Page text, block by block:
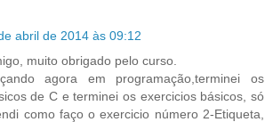
abril de 2014 às 09:12
muito obrigado pelo curso.
agora em programação,terminei os
de C e terminei os exercicios básicos, só
como faço o exercicio número 2-Etiqueta,